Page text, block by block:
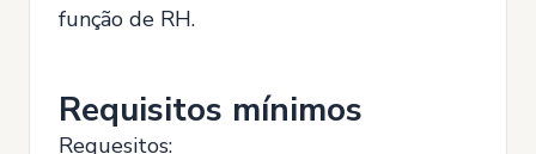
função de RH.
Requisitos mínimos
Requesitos: